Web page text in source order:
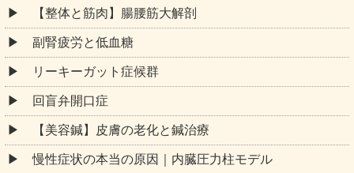
【整体と筋肉】腸腰筋大解剖
副腎疲労と低血糖
リーキーガット症候群
回盲弁開口症
【美容鍼】皮膚の老化と鍼治療
慢性症状の本当の原因｜内臓圧力柱モデル